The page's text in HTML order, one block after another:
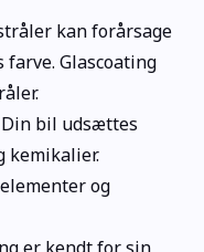
kan forårsage
Glascoating
bil udsættes
kemikalier.
og